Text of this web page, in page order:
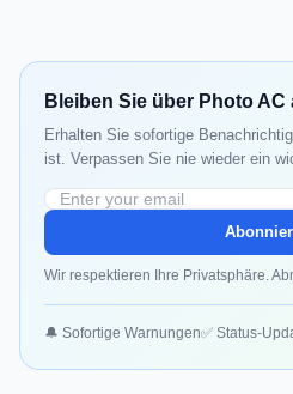
Bleiben Sie über Photo
Erhalten Sie sofortige
ist. Verpassen Sie nie wieder ein
Wir respektieren Ihre Privatsphäre.
🔔 Sofortige Warnungen✅ Status-